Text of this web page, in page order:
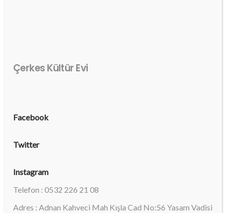
Çerkes Kültür Evi
Facebook
Twitter
Instagram
Telefon : 0532 226 21 08
Adres : Adnan Kahveci Mah Kışla Cad No:56 Yasam Vadisi